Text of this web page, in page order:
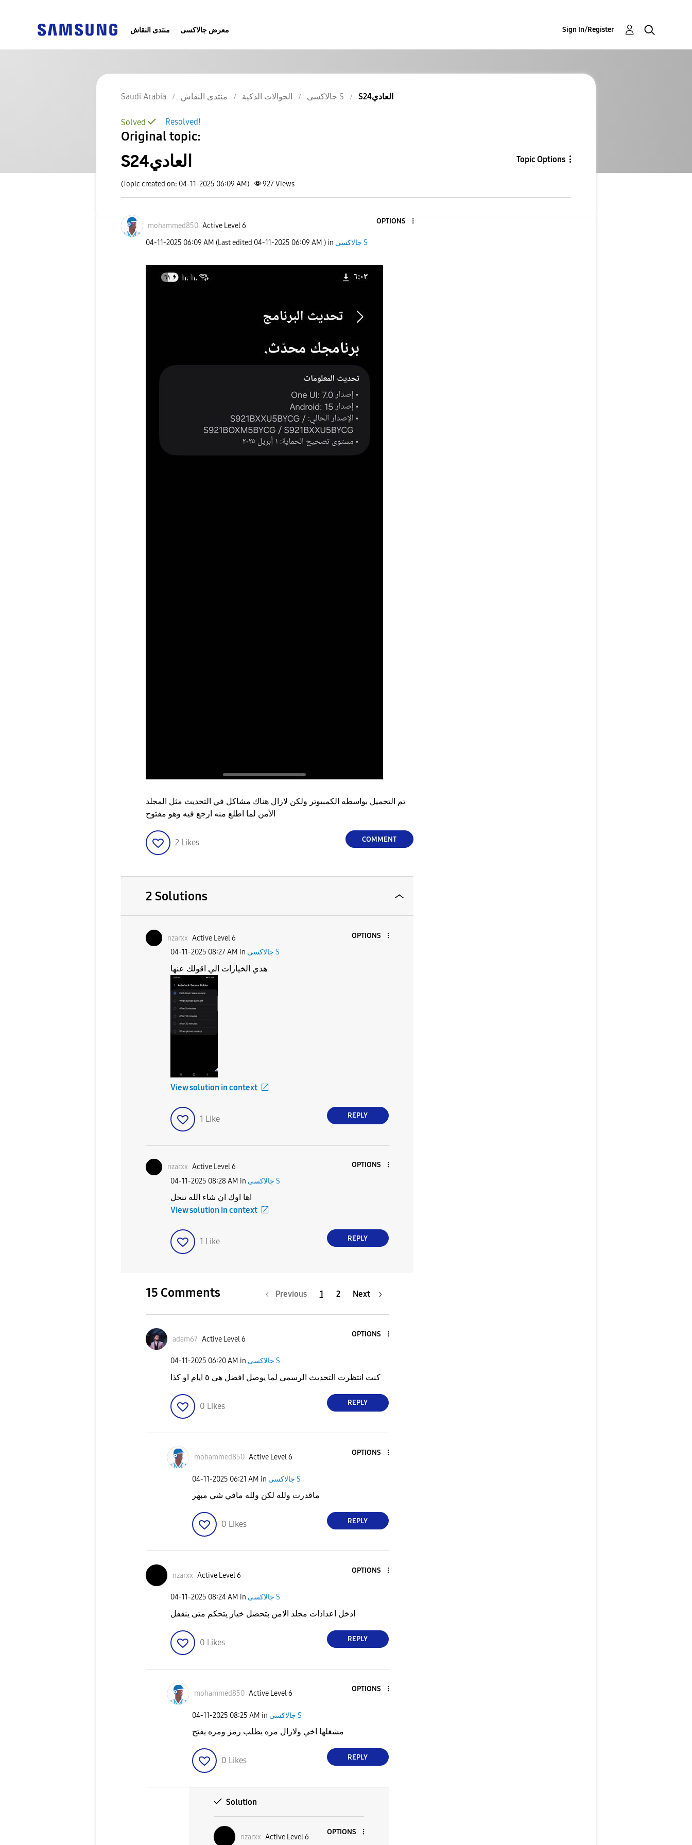
منتدى النقاش معرض جالاكسى Sign In/Register
Saudi Arabia منتدى النقاش الجوالات الذكية جالاكسى S S24العادي
Resolved!
Solved
Original topic:
S24العادي Topic Options
(Topic created on: 04-11-2025 06:09 AM) 927Views
mohammed850 Active Level 6
OPTIONS
‎04-11-2025 06:09 AM (Last edited ‎04-11-2025 06:09 AM ) in جالاكسى S
تم التحميل بواسطه الكمبيوتر ولكن لازال هناك مشاكل في التحديث مثل المجلد
2 Likes COMMENT
2 Solutions
nzarxx Active Level 6
OPTIONS
‎04-11-2025 08:27 AM in جالاكسى S
هذي الخيارات الي اقولك عنها
View solution in context
1 Like REPLY
nzarxx Active Level 6
OPTIONS
‎04-11-2025 08:28 AM in جالاكسى S
اها اوك ان شاء الله تنحل
View solution in context
1 Like REPLY
15 Comments Previous 1 2 Next
adam67 Active Level 6
OPTIONS
‎04-11-2025 06:20 AM in جالاكسى S
كنت انتظرت التحديث الرسمي لما يوصل افضل هي ٥ ايام او كذا
0 Likes REPLY
mohammed850 Active Level 6
OPTIONS
‎04-11-2025 06:21 AM in جالاكسى S
ماقدرت ولله لكن ولله مافي شي مبهر
0 Likes REPLY
nzarxx Active Level 6
OPTIONS
‎04-11-2025 08:24 AM in جالاكسى S
ادخل اعدادات مجلد الامن بتحصل خيار يتحكم متى ينقفل
0 Likes REPLY
mohammed850 Active Level 6
OPTIONS
‎04-11-2025 08:25 AM in جالاكسى S
مشغلها اخي ولازال مره يطلب رمز ومره يفتح
0 Likes REPLY
Solution
nzarxx Active Level 6
OPTIONS